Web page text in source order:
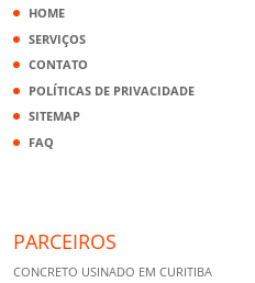
HOME
SERVIÇOS
CONTATO
POLÍTICAS DE PRIVACIDADE
SITEMAP
FAQ
PARCEIROS
CONCRETO USINADO EM CURITIBA